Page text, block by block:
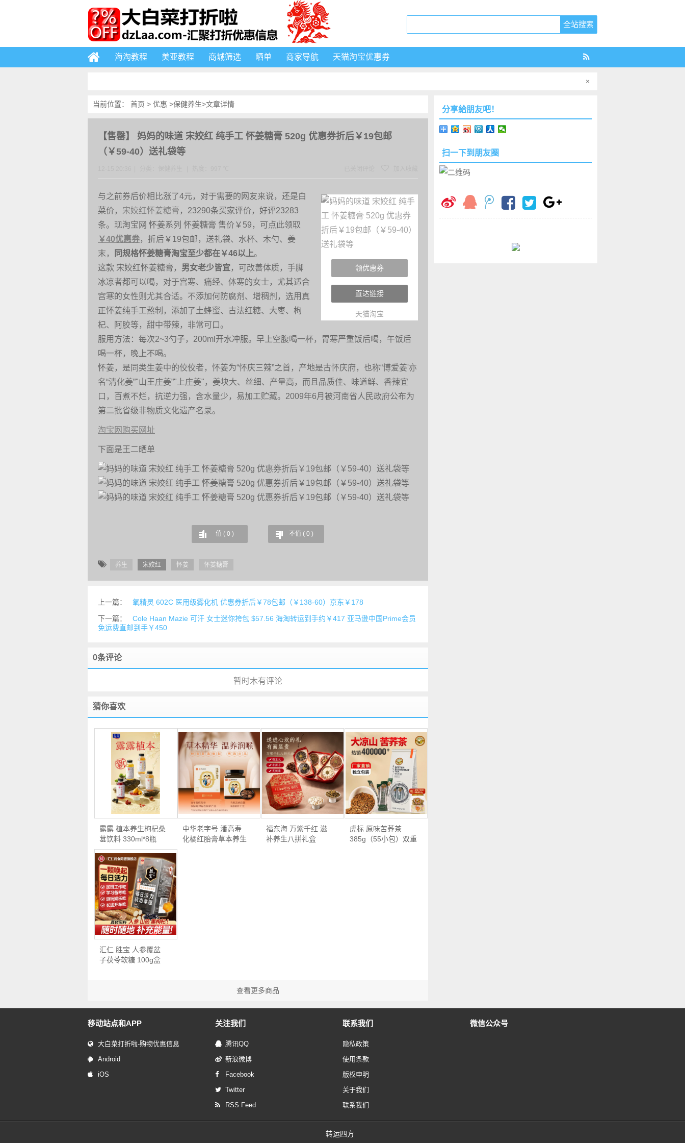
海淘教程 美亚教程 商城筛选 晒单 商家导航 天猫淘宝优惠券
×
当前位置： 首页 > 优惠 >保健养生>文章详情
【售罄】 妈妈的味道 宋姣红 纯手工 怀姜糖膏 520g 优惠券折后￥19包邮
（￥59-40）送礼袋等
领优惠券
直达链接
天猫淘宝
与之前券后价相比涨了4元，对于需要的网友来说，还是白
菜价， 宋姣红怀姜糖膏 ，23290条买家评价，好评23283
条。现淘宝网 怀姜系列 怀姜糖膏 售价￥59，可点此领取
￥40优惠券，折后￥19包邮，送礼袋、水杯、木勺、姜
末，
同规格怀姜糖膏淘宝至少都在￥46以上。
这款 宋姣红怀姜糖膏， 男女老少皆宜，可改善体质，手脚
冰凉者都可以喝，对于宫寒、痛经、体寒的女士，尤其适合
宫寒的女性则尤其合适。不添加何防腐剂、增稠剂，选用真
正怀姜纯手工熬制，添加了土蜂蜜、古法红糖、大枣、枸
杞、阿胶等，甜中带辣，非常可口。
服用方法：每次2~3勺子，200ml开水冲服。早上空腹喝一杯，胃寒严重饭后喝，午饭后
喝一杯，晚上不喝。
怀姜，是同类生姜中的佼佼者，怀姜为“怀庆三辣”之首，产地是古怀庆府，也称“博爱姜'亦
名“清化姜”"山王庄姜”"上庄姜"，姜块大、丝细、产量高，而且品质佳、味道鲜、香辣宜
口，百煮不烂，抗逆力强，含水量少，易加工贮藏。2009年6月被河南省人民政府公布为
第二批省级非物质文化遗产名录。
淘宝网购买网址
下面是王二晒单
值 ( 0 ) 不值 ( 0 )
养生 宋姣红 怀姜 怀姜糖膏
上一篇：
氧精灵 602C 医用级雾化机 优惠券折后￥78包邮（￥138-60）京东￥178
下一篇：
Cole Haan Mazie 可汗 女士迷你挎包 $57.56 海淘转运到手约￥417 亚马逊中国Prime会员
免运费直邮到手￥450
0条评论
暂时木有评论
猜你喜欢
露露 植本养生枸杞桑
葚饮料 330ml*8瓶
多…
中华老字号 潘高寿
化橘红胎膏草本养生
福东海 万紫千红 滋
补养生八拼礼盒
虎标 原味苦荞茶
385g（55小包）双重
汇仁 胜宝 人参覆盆
子茯苓软糖 100g盒
查看更多商品
分享給朋友吧！
扫一下到朋友圈
移动站点和APP
大白菜打折啦-购物优惠信息
Android
iOS
关注我们
腾讯QQ
新浪微博
Facebook
Twitter
RSS Feed
联系我们
隐私政策
使用条款
版权申明
关于我们
联系我们
微信公众号
转运四方